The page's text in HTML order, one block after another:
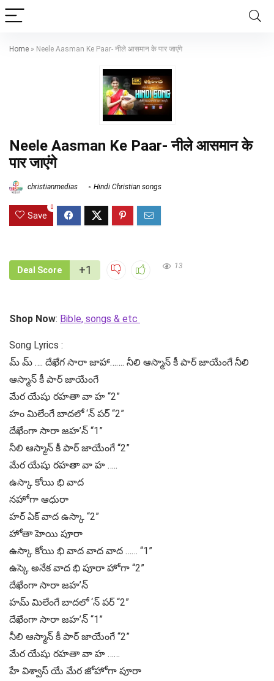
Home » Neele Aasman Ke Paar- नीले आसमान के पार जाएंगे
Neele Aasman Ke Paar- नीले आसमान के
पार जाएंगे
christianmedias Hindi Christian songs
Save
0
Deal Score +1 13
Shop Now: Bible, songs & etc
Song Lyrics :
మ్ మ్ …. దేఖెేగ సారా జాహా……. నీలి ఆస్మాన్ కీ పార్ జాయేంగే నీలి
ఆస్మాన్ కీ పార్ జాయేంగే
మేర యేషు రహతా వా హ “2”
హం మిలేంగే బాదలో ‘న్ పర్ “2”
దేఖేంగా సారా జహ’న్ “1”
నీలి ఆస్మాన్ కీ పార్ జాయేంగే “2”
మేర యేషు రహతా వా హ …..
ఉస్కా కోయి భి వాద
నహోగా ఆధురా
హర్ ఏక్ వాద ఉస్కా “2”
హోతా హెయి పూరా
ఉస్కా కోయి భి వాద వాద వాద …… “1”
ఉస్కె అనేక వాద భి పూరా హోగా “2”
దేఖేంగా సారా జహ’న్
హమ్ మిలేంగే బాదలో ‘న్ పర్ “2”
దేఖేంగా సారా జహ’న్ “1”
నీలి ఆస్మాన్ కీ పార్ జాయేంగే “2”
మేర యేషు రహతా వా హ ……
హే విశ్వాస్ యే మేర జోహోగా పూరా